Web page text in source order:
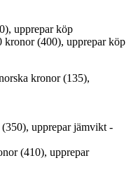
upprepar köp
(400), upprepar köp
kronor (135),
upprepar jämvikt -
(410), upprepar